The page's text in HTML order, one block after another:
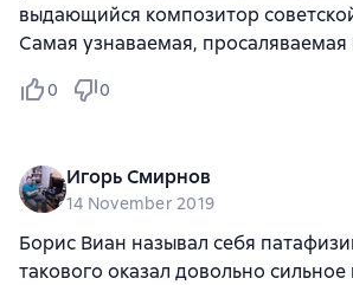
выдающийся композитор
Самая узнаваемая,
0 0
Игорь Смирнов
14 November 2019
Борис Виан называл себя
такового оказал довольно сильное